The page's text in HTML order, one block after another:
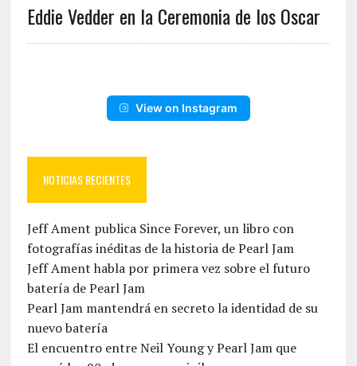
Eddie Vedder en la Ceremonia de los Oscar
View on Instagram
NOTICIAS RECIENTES
Jeff Ament publica Since Forever, un libro con
fotografías inéditas de la historia de Pearl Jam
Jeff Ament habla por primera vez sobre el futuro
batería de Pearl Jam
Pearl Jam mantendrá en secreto la identidad de su
nuevo batería
El encuentro entre Neil Young y Pearl Jam que